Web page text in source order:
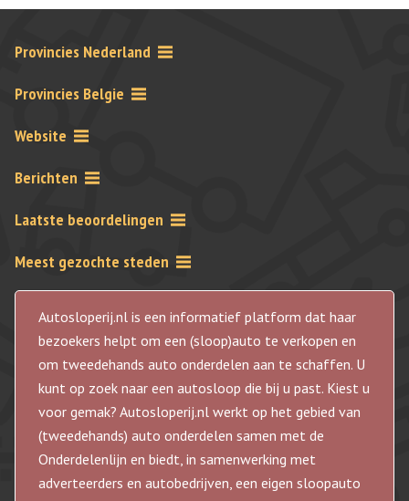
Provincies Nederland
Provincies Belgie
Website
Berichten
Laatste beoordelingen
Meest gezochte steden
Autosloperij.nl is een informatief platform dat haar
bezoekers helpt om een (sloop)auto te verkopen en
om tweedehands auto onderdelen aan te schaffen. U
kunt op zoek naar een autosloop die bij u past. Kiest u
voor gemak? Autosloperij.nl werkt op het gebied van
(tweedehands) auto onderdelen samen met de
Onderdelenlijn en biedt, in samenwerking met
adverteerders en autobedrijven, een eigen sloopauto